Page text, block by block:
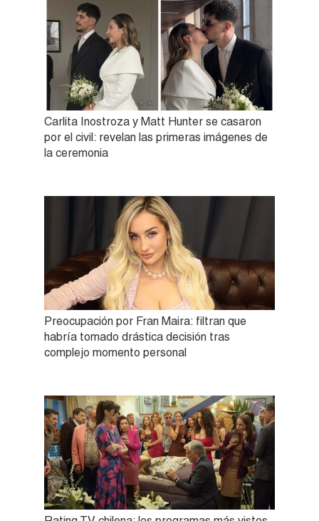
Carlita Inostroza y Matt Hunter se casaron
por el civil: revelan las primeras imágenes de
la ceremonia
Preocupación por Fran Maira: filtran que
habría tomado drástica decisión tras
complejo momento personal